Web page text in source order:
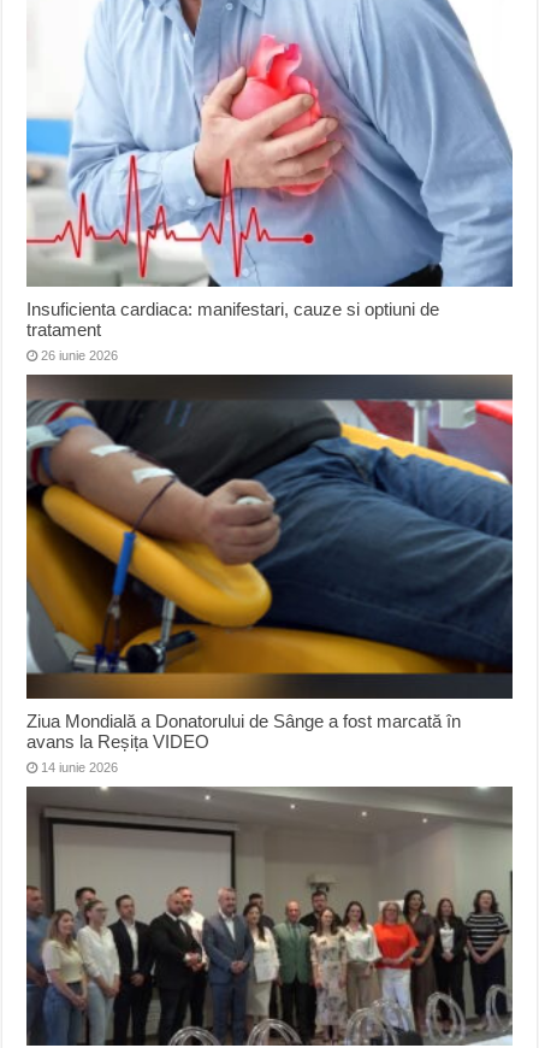
Insuficienta cardiaca: manifestari, cauze si optiuni de
tratament
26 iunie 2026
Ziua Mondială a Donatorului de Sânge a fost marcată în
avans la Reșița VIDEO
14 iunie 2026